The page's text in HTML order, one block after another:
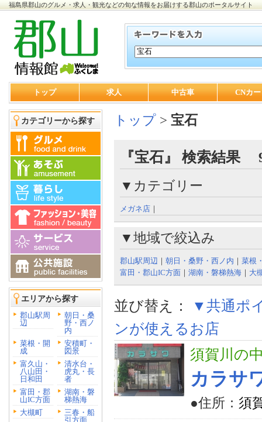
福島県郡山のグルメ・求人・観光などの旬な情報をお届けする郡山のポータルサイト
トップ 求人 中古車 CNカ
カテゴリーから探す
エリアから探す
郡山駅周
辺
朝日・桑
野・西ノ
内
菜根・開
成
安積町・
図景
富久山・
八山田・
日和田
清水台・
虎丸・長
者
富田・郡
山IC方面
湖南・磐
梯熱海
大槻町
三春・船
引方面
トップ > 宝石
『宝石』 検索結果
▼カテゴリー
メガネ店 ｜
▼地域で絞込み
郡山駅周辺 ｜ 朝日・桑野・西ノ内 ｜ 菜根
富田・郡山IC方面 ｜ 湖南・磐梯熱海 ｜ 大
並び替え：
▼共通ポ
ンが使えるお店
須賀川の
カラサ
●住所： 須